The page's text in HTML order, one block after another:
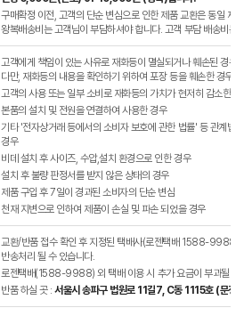
구매확정 이전, 고객의 단순 변심으로 인한 제품 교환은 동일 제
왕복배송비는 고객님이 부담하셔야 합니다. 고객 부담 배송비
고객에게 책임이 있는 사유로 재화등이 멸실되거나 훼손된 경우.
다만, 재화등의 내용을 확인하기 위하여 포장 등을 훼손한 경우
고객의 사용 또는 일부 소비로 재화등의 가치가 현저히 감소한 경
본품의 설치 및 전원을 연결하여 사용한 경우
기타 '전자상거래 등에서의 소비자 보호에 관한 법률' 등 관계법
경우
비데 설치 후 사이즈, 수압,설치 환경으로 인한 경우
설치 후 불량 판정서를 받지 않은 상태의 경우
제품 구입 후 7일이 경과된 소비자의 단순 변심
천재 지변으로 인하여 제품이 손실 및 파손 되었을 경우
교환/반품 접수 확인 후 지정된 택배사(로젠택배 1588-9988)
반송처리 될 수 있습니다.
로젠택배(1588-9988) 외 택배 이용 시 추가 요금이 부과될 수
반품 하실 곳 :서울시 송파구 법원로 11길7, C동 1115호 (문정